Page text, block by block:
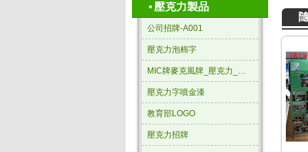
▪ 壓克力製品
公司招牌-A001
壓克力泡棉字
MIC牌麥克風牌_壓克力_三角形
壓克力字噴金漆
教育部LOGO
壓克力招牌